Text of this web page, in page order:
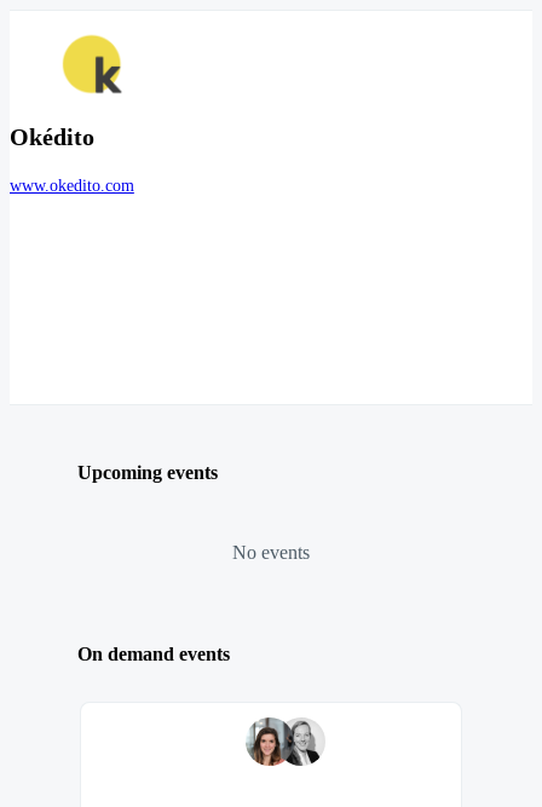
Okédito
www.okedito.com
Upcoming events
No events
On demand events